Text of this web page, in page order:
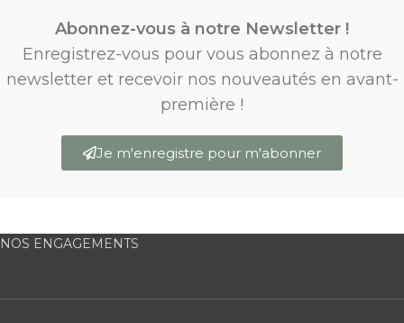
Abonnez-vous à notre Newsletter !
Enregistrez-vous pour vous abonnez à notre
newsletter et recevoir nos nouveautés en avant-
première !
Je m'enregistre pour m'abonner
NOS ENGAGEMENTS